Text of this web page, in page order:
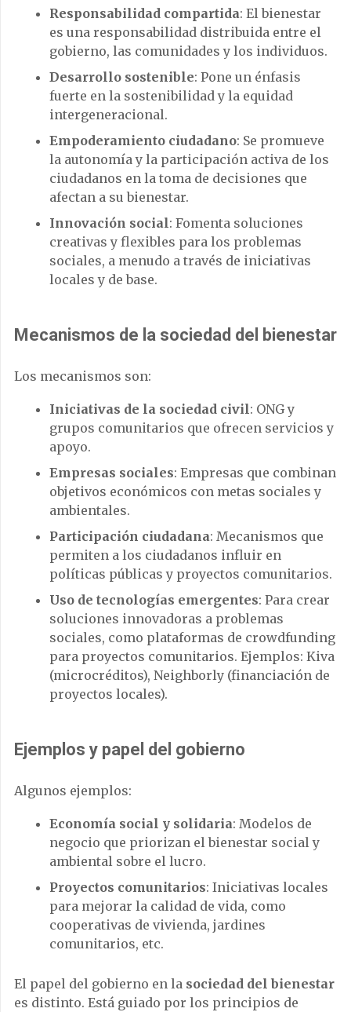
Responsabilidad compartida: El bienestar
es una responsabilidad distribuida entre el
gobierno, las comunidades y los individuos.
Desarrollo sostenible: Pone un énfasis
fuerte en la sostenibilidad y la equidad
intergeneracional.
Empoderamiento ciudadano: Se promueve
la autonomía y la participación activa de los
ciudadanos en la toma de decisiones que
afectan a su bienestar.
Innovación social: Fomenta soluciones
creativas y flexibles para los problemas
sociales, a menudo a través de iniciativas
locales y de base.
Mecanismos de la sociedad del bienestar
Los mecanismos son:
Iniciativas de la sociedad civil: ONG y
grupos comunitarios que ofrecen servicios y
apoyo.
Empresas sociales: Empresas que combinan
objetivos económicos con metas sociales y
ambientales.
Participación ciudadana: Mecanismos que
permiten a los ciudadanos influir en
políticas públicas y proyectos comunitarios.
Uso de tecnologías emergentes: Para crear
soluciones innovadoras a problemas
sociales, como plataformas de crowdfunding
para proyectos comunitarios. Ejemplos: Kiva
(microcréditos), Neighborly (financiación de
proyectos locales).
Ejemplos y papel del gobierno
Algunos ejemplos:
Economía social y solidaria: Modelos de
negocio que priorizan el bienestar social y
ambiental sobre el lucro.
Proyectos comunitarios: Iniciativas locales
para mejorar la calidad de vida, como
cooperativas de vivienda, jardines
comunitarios, etc.
El papel del gobierno en la sociedad del bienestar
es distinto. Está guiado por los principios de